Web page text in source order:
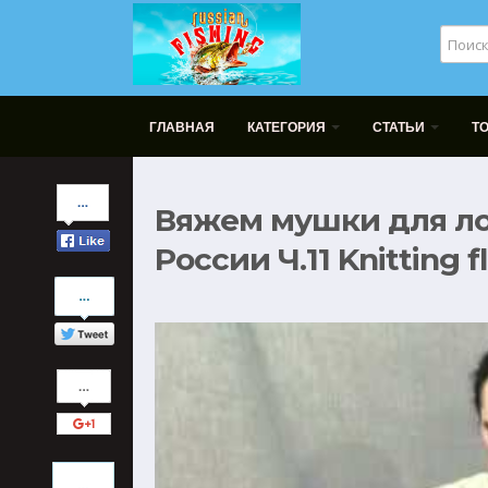
ГЛАВНАЯ КАТЕГОРИЯ СТАТЬИ
on
Facebook
Share
on
Twitter
Share
on
Google+
Pinterest
Вяжем мушки для
России Ч.11 Knitting